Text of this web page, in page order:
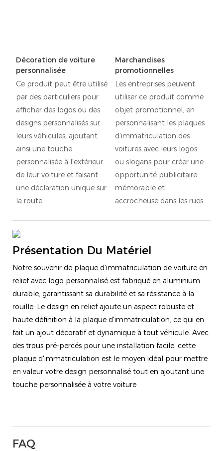
Décoration de voiture
personnalisée
Ce produit peut être utilisé
par des particuliers pour
afficher des logos ou des
designs personnalisés sur
leurs véhicules, ajoutant
ainsi une touche
personnalisée à l'extérieur
de leur voiture et faisant
une déclaration unique sur
la route.
Marchandises
promotionnelles
Les entreprises peuvent
utiliser ce produit comme
objet promotionnel, en
personnalisant les plaques
d'immatriculation des
voitures avec leurs logos
ou slogans pour créer une
opportunité publicitaire
mémorable et
accrocheuse dans les rues.
Présentation Du Matériel
Notre souvenir de plaque d'immatriculation de voiture en
relief avec logo personnalisé est fabriqué en aluminium
durable, garantissant sa durabilité et sa résistance à la
rouille. Le design en relief ajoute un aspect robuste et
haute définition à la plaque d'immatriculation, ce qui en
fait un ajout décoratif et dynamique à tout véhicule. Avec
des trous pré-percés pour une installation facile, cette
plaque d'immatriculation est le moyen idéal pour mettre
en valeur votre design personnalisé tout en ajoutant une
touche personnalisée à votre voiture.
FAQ